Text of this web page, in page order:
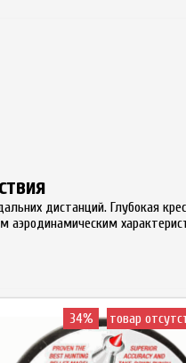
дистанций. Глубокая
34% товар